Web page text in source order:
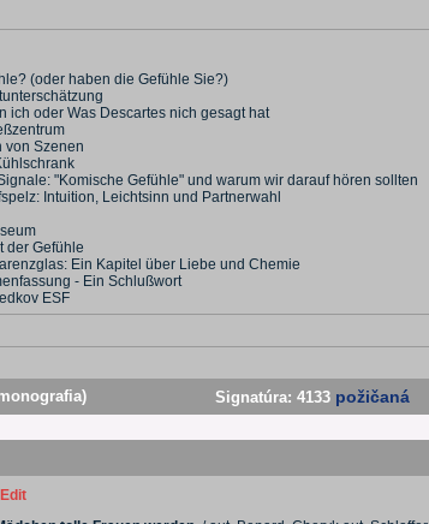
(oder haben die Gefühle Sie?)
ich oder Was Descartes nich gesagt hat
von Szenen
"Komische Gefühle" und warum wir darauf hören sollten
Intuition, Leichtsinn und Partnerwahl
der Gefühle
Ein Kapitel über Liebe und Chemie
- Ein Schlußwort
ESF
Signatúra: 4133 požičaná